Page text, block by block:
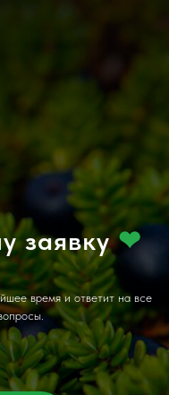
заявку❤
время и ответит на все